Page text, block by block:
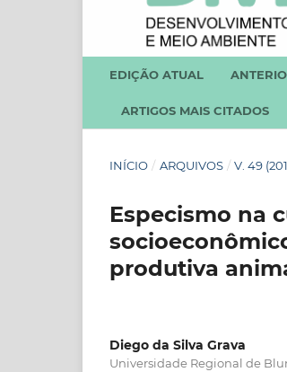
EDIÇÃO ATUAL
ARTIGOS MAIS CITADOS
INÍCIO / ARQUIVOS / V. 49
Especismo na
produtiva
Diego da Silva Grava
Universidade Regional de